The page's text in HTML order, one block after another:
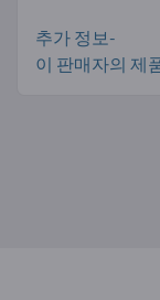
추가 정보-
이 판매자의 제